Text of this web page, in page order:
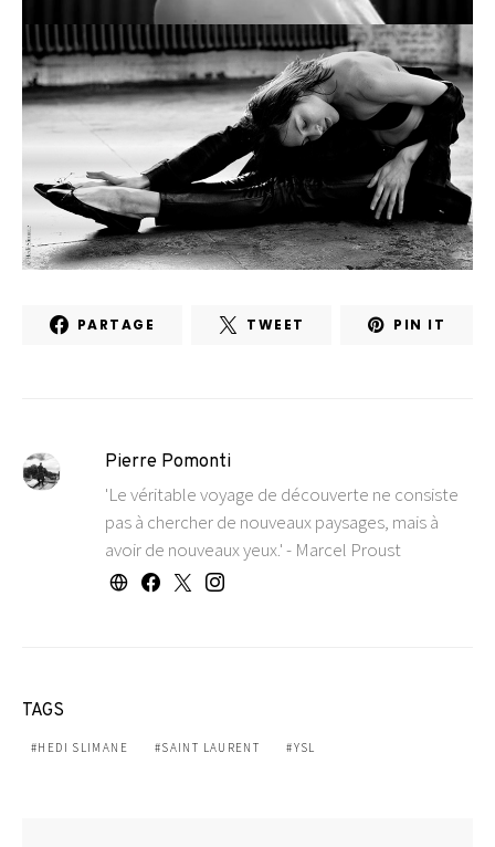
PARTAGE TWEET PIN IT
Pierre Pomonti
'Le véritable voyage de découverte ne consiste
pas à chercher de nouveaux paysages, mais à
avoir de nouveaux yeux.' - Marcel Proust
TAGS
HEDI SLIMANE SAINT LAURENT YSL